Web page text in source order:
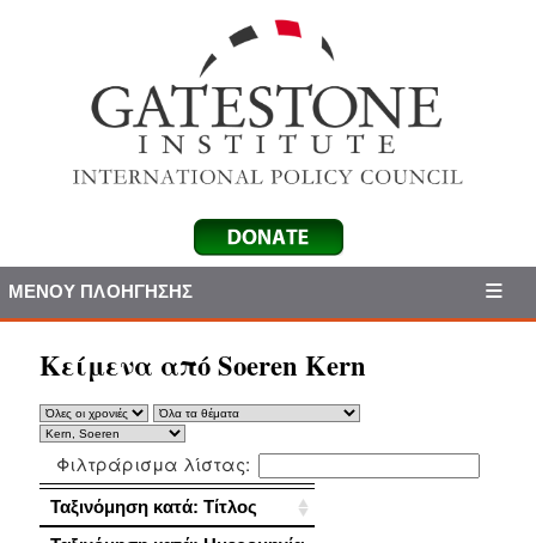
ΜΕΝΟΎ ΠΛΟΉΓΗΣΗΣ
Κείμενα από Soeren Kern
Φιλτράρισμα λίστας:
Ταξινόμηση κατά: Τίτλος
Ταξινόμηση κατά: Τίτλος